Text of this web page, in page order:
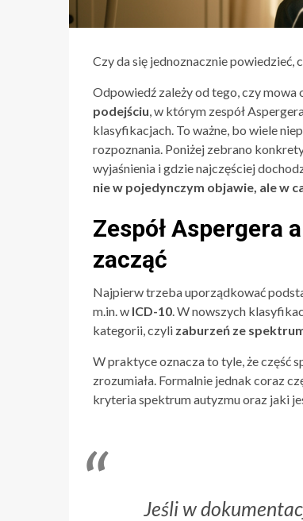
Czy da się jednoznacznie powiedzieć,
Odpowiedź zależy od tego, czy mowa
podejściu , w którym zespół
klasyfikacjach. To ważne, bo wiele
rozpoznania. Poniżej zebrano
wyjaśnienia i gdzie najczęściej
nie w pojedynczym objawie, ale w
Zespół Aspergera
zacząć
Najpierw trzeba uporządkować
m.in. w ICD-10 . W nowszych
kategorii, czyli zaburzeń ze
W praktyce oznacza to tyle, że część
zrozumiała. Formalnie jednak coraz
kryteria spektrum autyzmu oraz jaki
Jeśli w